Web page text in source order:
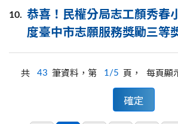
10. 恭喜！民權分局志工顏秀春
度臺中市志願服務獎勵三等
共 43 筆資料，第 1/5 頁， 每頁顯